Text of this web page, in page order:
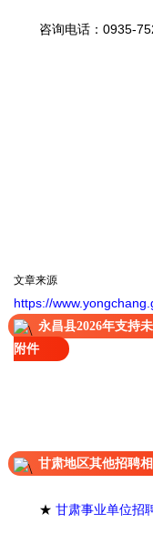
咨询电话：0935-
文章来源
https://
永昌县2026年支持
附件
甘肃地区其他招聘
★ 甘肃事业单位招